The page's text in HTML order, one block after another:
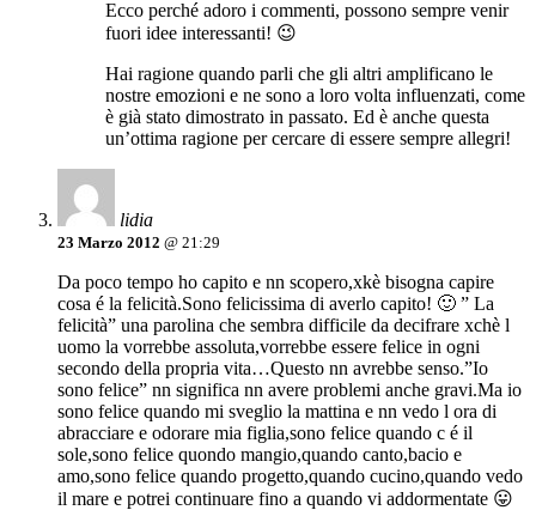
Ecco perché adoro i commenti, possono sempre venir
fuori idee interessanti! 😉
Hai ragione quando parli che gli altri amplificano le
nostre emozioni e ne sono a loro volta influenzati, come
è già stato dimostrato in passato. Ed è anche questa
un’ottima ragione per cercare di essere sempre allegri!
lidia
23 Marzo 2012 @ 21:29
Da poco tempo ho capito e nn scopero,xkè bisogna capire
cosa é la felicità.Sono felicissima di averlo capito! 🙂 ” La
felicità” una parolina che sembra difficile da decifrare xchè l
uomo la vorrebbe assoluta,vorrebbe essere felice in ogni
secondo della propria vita…Questo nn avrebbe senso.”Io
sono felice” nn significa nn avere problemi anche gravi.Ma io
sono felice quando mi sveglio la mattina e nn vedo l ora di
abracciare e odorare mia figlia,sono felice quando c é il
sole,sono felice quondo mangio,quando canto,bacio e
amo,sono felice quando progetto,quando cucino,quando vedo
il mare e potrei continuare fino a quando vi addormentate 😛